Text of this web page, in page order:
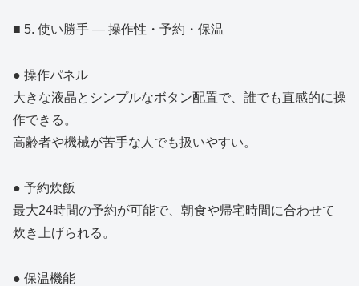
■ 5. 使い勝手 ― 操作性・予約・保温
● 操作パネル
大きな液晶とシンプルなボタン配置で、誰でも直感的に操
作できる。
高齢者や機械が苦手な人でも扱いやすい。
● 予約炊飯
最大24時間の予約が可能で、朝食や帰宅時間に合わせて
炊き上げられる。
● 保温機能